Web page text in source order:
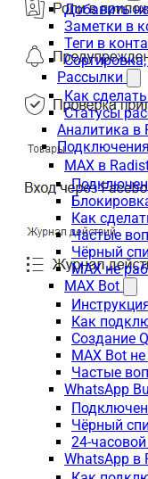
Добавить
Заметки в
Теги в
Рассылки
Как
Статусы
Аналитика в
Подключения
MAX в
Как
Частые
Чёрный
MAX не
MAX Bot
Как
Создание
MAX Bot
Частые
WhatsApp
Чёрный
24-
WhatsApp в